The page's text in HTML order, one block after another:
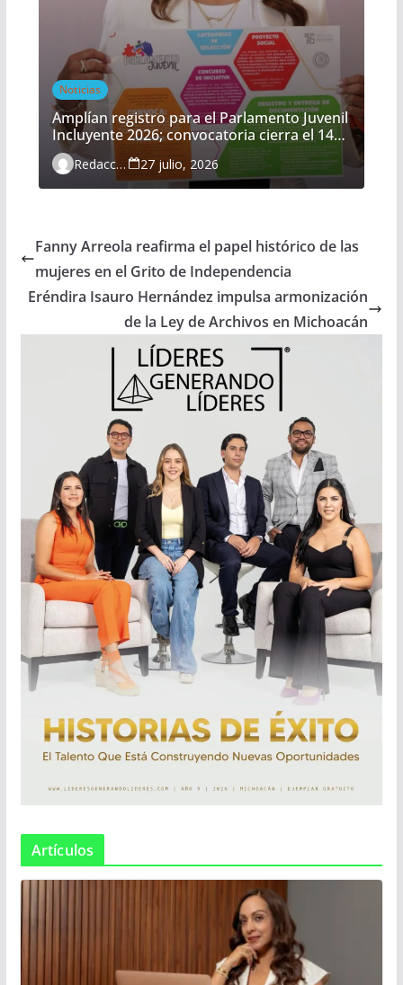
Noticias
Amplían registro para el Parlamento Juvenil
Incluyente 2026; convocatoria cierra el 14
de agosto
Redacción 27 julio, 2026
Fanny Arreola reafirma el papel histórico de las
mujeres en el Grito de Independencia
Eréndira Isauro Hernández impulsa armonización
de la Ley de Archivos en Michoacán
Artículos